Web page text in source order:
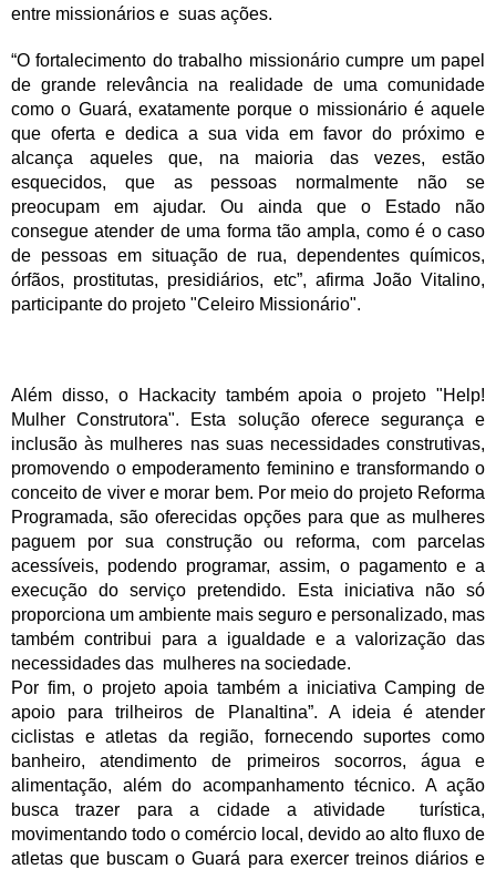
entre missionários e suas ações.
“O fortalecimento do trabalho missionário cumpre um papel
de grande relevância na realidade de uma comunidade
como o Guará, exatamente porque o missionário é aquele
que oferta e dedica a sua vida em favor do próximo e
alcança aqueles que, na maioria das vezes, estão
esquecidos, que as pessoas normalmente não se
preocupam em ajudar. Ou ainda que o Estado não
consegue atender de uma forma tão ampla, como é o caso
de pessoas em situação de rua, dependentes químicos,
órfãos, prostitutas, presidiários, etc”, afirma João Vitalino,
participante do projeto "Celeiro Missionário".
Além disso, o Hackacity também apoia o projeto "Help!
Mulher Construtora". Esta solução oferece segurança e
inclusão às mulheres nas suas necessidades construtivas,
promovendo o empoderamento feminino e transformando o
conceito de viver e morar bem. Por meio do projeto Reforma
Programada, são oferecidas opções para que as mulheres
paguem por sua construção ou reforma, com parcelas
acessíveis, podendo programar, assim, o pagamento e a
execução do serviço pretendido.
Esta iniciativa não só
proporciona um ambiente mais seguro e personalizado, mas
também contribui para a igualdade e a valorização das
necessidades das mulheres na sociedade.
Por fim, o projeto apoia também a iniciativa Camping de
apoio para trilheiros de Planaltina”. A ideia é atender
ciclistas e atletas da região, fornecendo suportes como
banheiro, atendimento de primeiros socorros, água e
alimentação, além do acompanhamento técnico. A ação
busca trazer para a cidade a atividade turística,
movimentando todo o comércio local, devido ao alto fluxo de
atletas que buscam o Guará para exercer treinos diários e